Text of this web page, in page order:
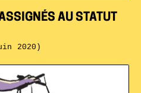
AU STATUT
2020)